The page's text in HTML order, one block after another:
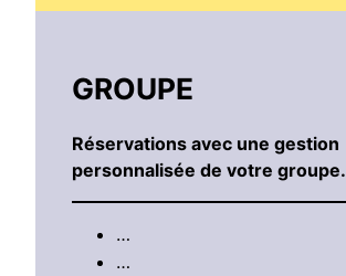
GROUPE
Réservations avec une gestion
personnalisée de votre groupe.
…
…